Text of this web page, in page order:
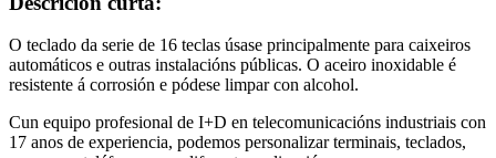
O teclado da serie de 16 teclas úsase principalmente para caixeiros
automáticos e outras instalacións públicas. O aceiro inoxidable é
resistente á corrosión e pódese limpar con alcohol.
Cun equipo profesional de I+D en telecomunicacións industriais con
17 anos de experiencia, podemos personalizar terminais, teclados,